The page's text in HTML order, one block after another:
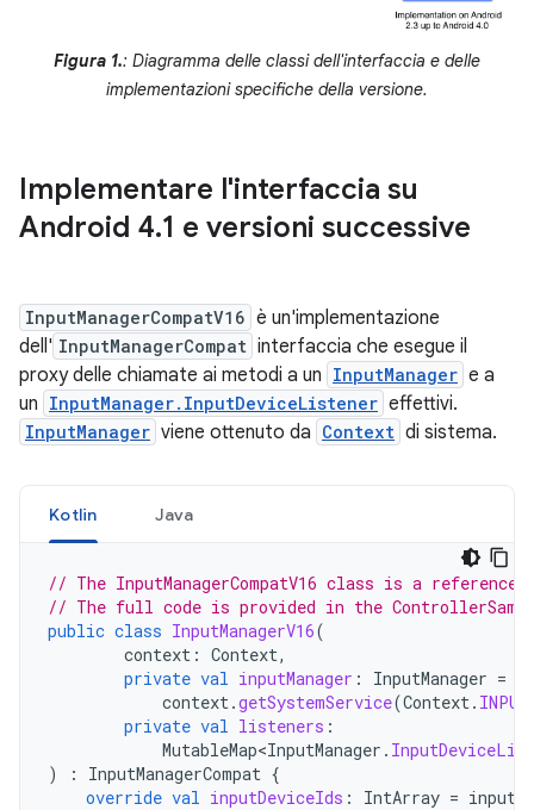
Figura 1.: Diagramma delle classi dell'interfaccia e delle
implementazioni specifiche della versione.
Implementare l'interfaccia su
Android 4.1 e versioni successive
InputManagerCompatV16 è un'implementazione
dell' InputManagerCompat interfaccia che esegue il
proxy delle chiamate ai metodi a un InputManager e a
un InputManager.InputDeviceListener effettivi.
InputManager viene ottenuto da Context di sistema.
Kotlin Java
// The InputManagerCompatV16 class is a reference
// The full code is provided in the
public class InputManagerV16(
context : Context,
private val inputManager : InputManager =
context.getSystemService(Context.
private val listeners :
MutableMap<InputManager .
)
: InputManagerCompat {
override val inputDeviceIds : IntArray =